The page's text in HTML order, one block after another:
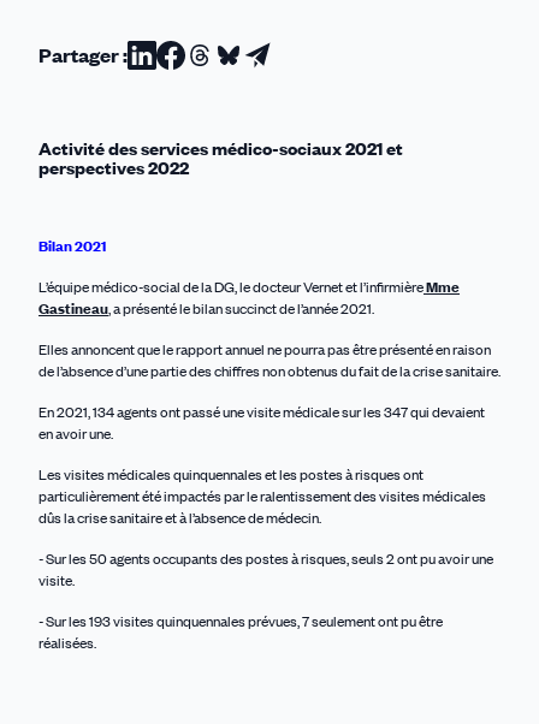
Partager :Partager
Linkedin
Partager
Facebook
Partager
Threads
Partager
Bluesky
Partager
email
Activité des services médico-sociaux 2021 et
perspectives 2022
Bilan 2021
L’équipe médico-social de la DG, le docteur Vernet et l’infirmièreMme
Gastineau, a présenté le bilan succinct de l’année 2021.
Elles annoncent que le rapport annuel ne pourra pas être présenté en raison
de l’absence d’une partie des chiffres non obtenus du fait de la crise sanitaire.
En 2021, 134 agents ont passé une visite médicale sur les 347 qui devaient
en avoir une.
Les visites médicales quinquennales et les postes à risques ont
particulièrement été impactés par le ralentissement des visites médicales
dûs la crise sanitaire et à l’absence de médecin.
- Sur les 50 agents occupants des postes à risques, seuls 2 ont pu avoir une
visite.
- Sur les 193 visites quinquennales prévues, 7 seulement ont pu être
réalisées.